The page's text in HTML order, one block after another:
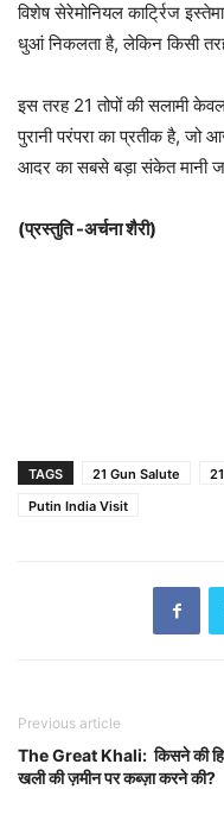
विशेष सेरेमोनियल कार्ट्रिज
धुआं निकलता है, लेकिन किसी
इस तरह 21 तोपों की सलामी
पुरानी परंपरा का प्रतीक है, जो
आदर का सबसे बड़ा संकेत मानी
(प्रस्तुति -अर्चना शैरी)
TAGS 21 Gun Salute
Putin India Visit
Previous article
The Great Khali: किसने की
खली की ज़मीन पर कब्ज़ा करने की?